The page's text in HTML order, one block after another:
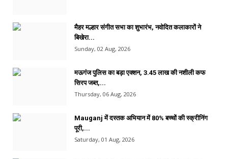
मैहर मल्हार संगीत सभा का शुभारंभ, नवोदित कलाकारों ने
बिखेरा...
Sunday, 02 Aug, 2026
मऊगंज पुलिस का बड़ा एक्शन, 3.45 लाख की नशीली कफ
सिरप जब्त,...
Thursday, 06 Aug, 2026
Mauganj में दस्तक अभियान में 80% बच्चों की स्क्रीनिंग
पूरी,...
Saturday, 01 Aug, 2026